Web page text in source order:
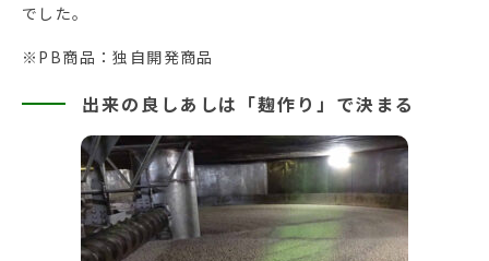
でした。
※PB商品：独自開発商品
出来の良しあしは「麹作り」で決まる